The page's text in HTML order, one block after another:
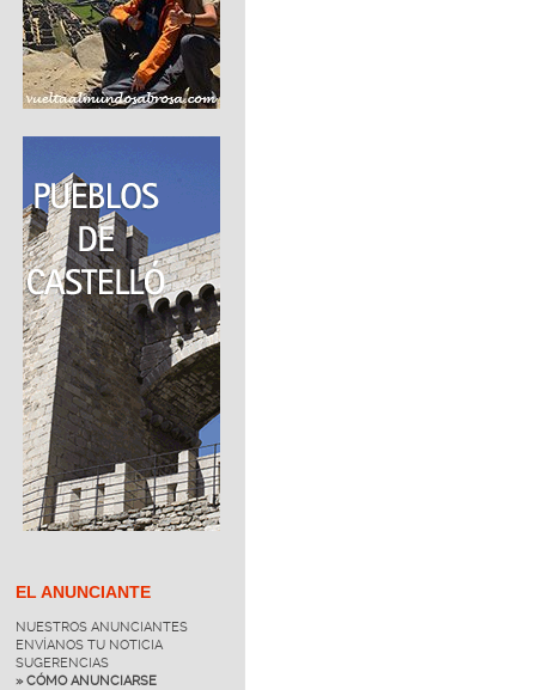
EL ANUNCIANTE
NUESTROS ANUNCIANTES
ENVÍANOS TU NOTICIA
SUGERENCIAS
» CÓMO ANUNCIARSE